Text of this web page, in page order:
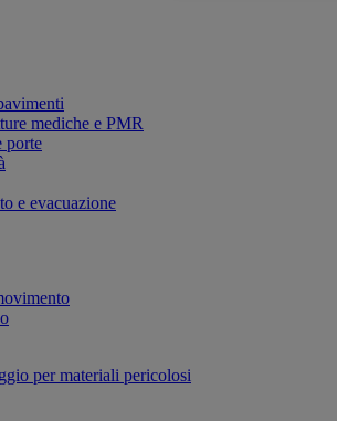
mediche e PMR
porte
e evacuazione
per materiali pericolosi